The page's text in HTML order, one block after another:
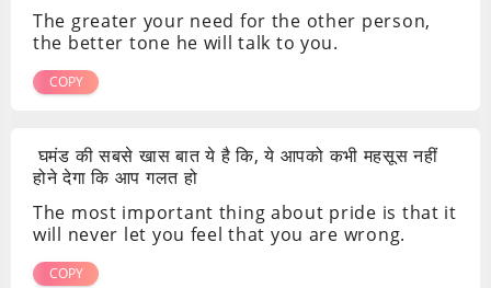
The greater your need for the other person,
the better tone he will talk to you.
COPY
घमंड की सबसे खास बात ये है कि, ये आपको कभी महसूस नहीं
होने देगा कि आप गलत हो
The most important thing about pride is that it
will never let you feel that you are wrong.
COPY